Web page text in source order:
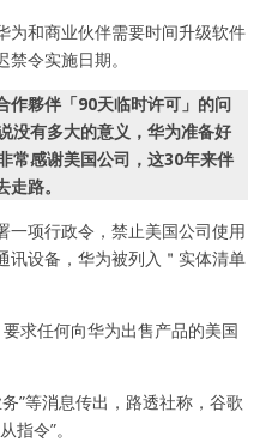
为和商业伙伴需要时间升级软件
令实施日期。
作夥伴「90天临时许可」的问
没有多大的意义，华为准备好
常感谢美国公司，这30年来伴
路。
一项行政令，禁止美国公司使用
讯设备，华为被列入＂实体清单
求任何向华为出售产品的美国
”等消息传出，路透社称，谷歌
指令”。